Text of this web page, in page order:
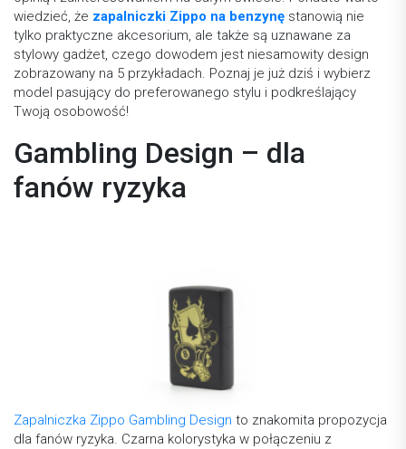
wiedzieć, że zapalniczki Zippo na benzynę stanowią nie
tylko praktyczne akcesorium, ale także są uznawane za
stylowy gadżet, czego dowodem jest niesamowity design
zobrazowany na 5 przykładach. Poznaj je już dziś i wybierz
model pasujący do preferowanego stylu i podkreślający
Twoją osobowość!
Gambling Design – dla
fanów ryzyka
Zapalniczka Zippo Gambling Design to znakomita propozycja
dla fanów ryzyka. Czarna kolorystyka w połączeniu z